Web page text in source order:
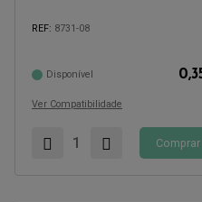
REF: 8731-08
Disponível
Ver Compatibilidade
Comprar